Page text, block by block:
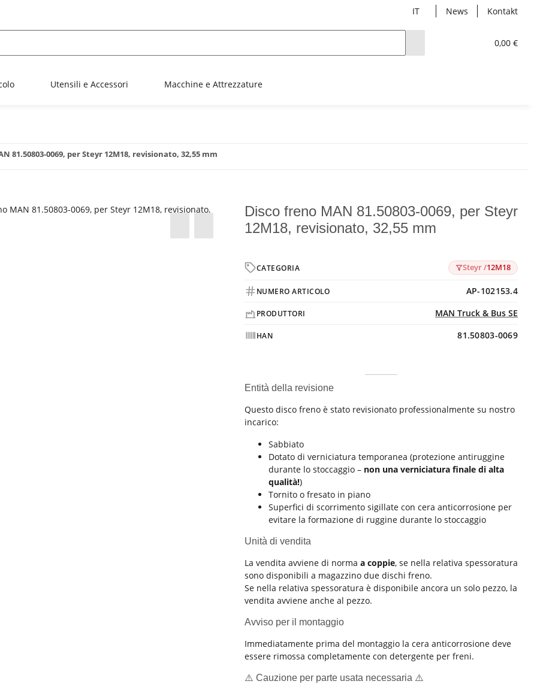
IT News Kontakt
0,00 €
Utensili e Accessori Macchine e Attrezzature
81.50803-0069, per Steyr 12M18, revisionato, 32,55 mm
Disco freno MAN 81.50803-0069, per Steyr
12M18, revisionato, 32,55 mm
CATEGORIA Steyr /12M18
NUMERO ARTICOLO AP-102153.4
PRODUTTORI MAN Truck & Bus SE
HAN 81.50803-0069
Entità della revisione
Questo disco freno è stato revisionato professionalmente su nostro
incarico:
Sabbiato
Dotato di verniciatura temporanea (protezione antiruggine
durante lo stoccaggio – non una verniciatura finale di alta
qualità!)
Tornito o fresato in piano
Superfici di scorrimento sigillate con cera anticorrosione per
evitare la formazione di ruggine durante lo stoccaggio
Unità di vendita
La vendita avviene di norma a coppie, se nella relativa spessoratura
sono disponibili a magazzino due dischi freno.
Se nella relativa spessoratura è disponibile ancora un solo pezzo, la
vendita avviene anche al pezzo.
Avviso per il montaggio
Immediatamente prima del montaggio la cera anticorrosione deve
essere rimossa completamente con detergente per freni.
⚠️ Cauzione per parte usata necessaria ⚠️